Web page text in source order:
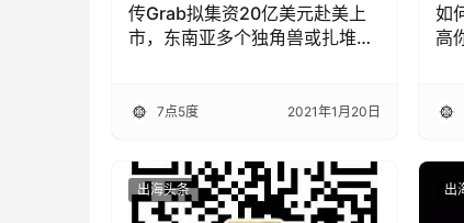
传Grab拟集资20亿美元赴美上
市，东南亚多个独角兽或扎堆上
7点5度 2021年1月20日
如
高
出海头条 出